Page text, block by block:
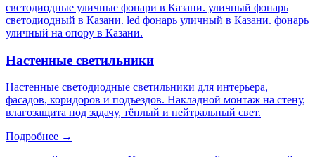
светодиодные уличные фонари в Казани. уличный фонарь
светодиодный в Казани. led фонарь уличный в Казани. фонарь
уличный на опору в Казани.
Настенные светильники
Настенные светодиодные светильники для интерьера,
фасадов, коридоров и подъездов. Накладной монтаж на стену,
влагозащита под задачу, тёплый и нейтральный свет.
Подробнее →